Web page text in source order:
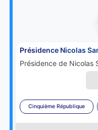
Présidence Nicolas
Présidence de Nicolas
Cinquième République